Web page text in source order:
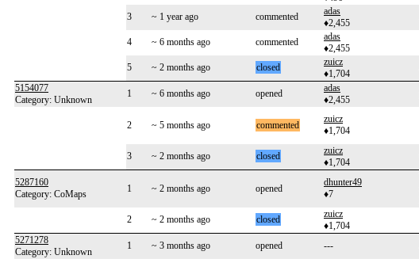
3 ~ 1 year ago commented
adas
♦2,455
4 ~ 6 months ago commented
adas
♦2,455
5 ~ 2 months ago closed
zuicz
♦1,704
5154077
Category: Unknown
1 ~ 6 months ago opened
adas
♦2,455
2 ~ 5 months ago commented
zuicz
♦1,704
3
~ 2 months ago closed
zuicz
♦1,704
5287160
Category: CoMaps
1 ~ 2 months ago opened
dhunter49
♦7
2
~ 2 months ago closed
zuicz
♦1,704
5271278
Category: Unknown
1 ~ 3 months ago opened ---